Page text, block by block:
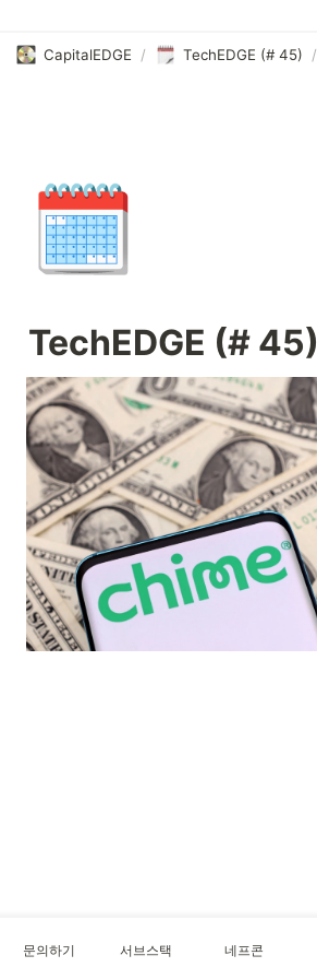
CapitalEDGE / TechEDGE (# 45) /
🗓️
TechEDGE (# 45)
문의하기 서브스택 네프콘